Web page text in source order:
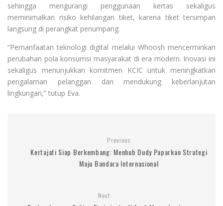
sehingga mengurangi penggunaan kertas sekaligus
meminimalkan risiko kehilangan tiket, karena tiket tersimpan
langsung di perangkat penumpang.
“Pemanfaatan teknologi digital melalui Whoosh mencerminkan
perubahan pola konsumsi masyarakat di era modern. Inovasi ini
sekaligus menunjukkan komitmen KCIC untuk meningkatkan
pengalaman pelanggan dan mendukung keberlanjutan
lingkungan,” tutup Eva.
Previous
Kertajati Siap Berkembang: Menhub Dudy Paparkan Strategi
Maju Bandara Internasional
Next